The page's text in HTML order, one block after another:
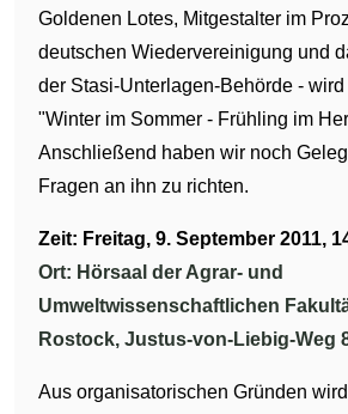
Goldenen Lotes, Mitgestalter im
deutschen Wiedervereinigung und
der Stasi-Unterlagen-Behörde -
"Winter im Sommer - Frühling im
Anschließend haben wir noch
Fragen an ihn zu richten.
Zeit: Freitag, 9. September 2011,
Ort: Hörsaal der Agrar- und
Umweltwissenschaftlichen
Rostock, Justus-von-Liebig-Weg
Aus organisatorischen Gründen